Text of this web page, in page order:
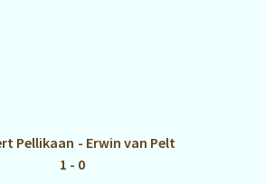
Pellikaan - Erwin van Pelt
1 - 0